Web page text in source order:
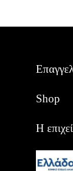
Shop
Η